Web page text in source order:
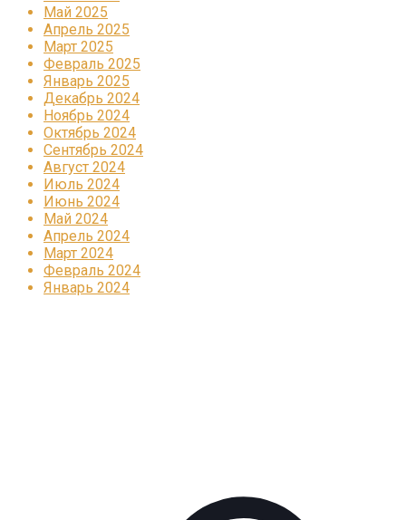
Май 2025
Апрель 2025
Март 2025
Февраль 2025
Январь 2025
Декабрь 2024
Ноябрь 2024
Октябрь 2024
Сентябрь 2024
Август 2024
Июль 2024
Июнь 2024
Май 2024
Апрель 2024
Март 2024
Февраль 2024
Январь 2024